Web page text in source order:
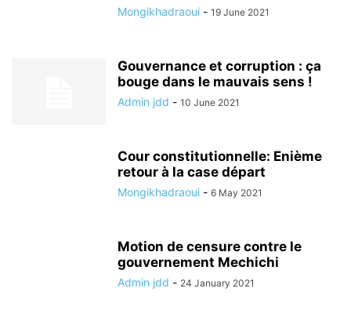
Mongikhadraoui - 19 June 2021
Gouvernance et corruption : ça
bouge dans le mauvais sens !
Admin jdd - 10 June 2021
Cour constitutionnelle: Enième
retour à la case départ
Mongikhadraoui - 6 May 2021
Motion de censure contre le
gouvernement Mechichi
Admin jdd - 24 January 2021